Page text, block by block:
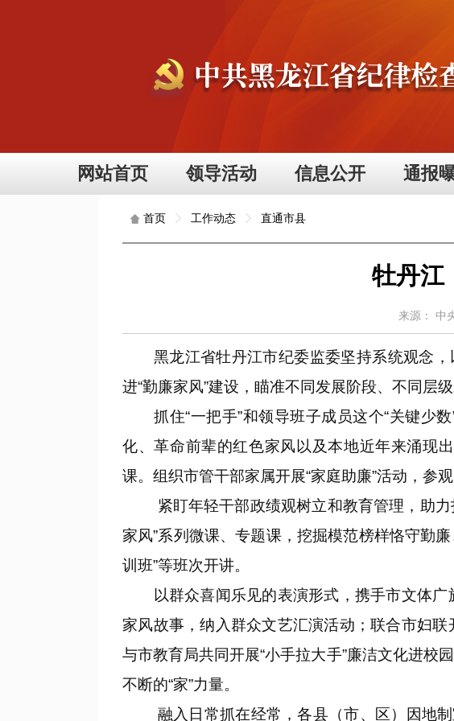
网站首页 领导活动 信息公开 通报
首页 工作动态 直通市县
牡丹江
来源： 中
黑龙江省牡丹江市纪委监委坚持系统观念，
进“勤廉家风”建设，瞄准不同发展阶段、不同层
抓住“一把手”和领导班子成员这个“关键少数
化、革命前辈的红色家风以及本地近年来涌现
课。组织市管干部家属开展“家庭助廉”活动，参
紧盯年轻干部政绩观树立和教育管理，助力
家风”系列微课、专题课，挖掘模范榜样恪守勤
训班”等班次开讲。
以群众喜闻乐见的表演形式，携手市文体广
家风故事，纳入群众文艺汇演活动；联合市妇
与市教育局共同开展“小手拉大手”廉洁文化进
不断的“家”力量。
融入日常抓在经常，各县（市、区）因地制